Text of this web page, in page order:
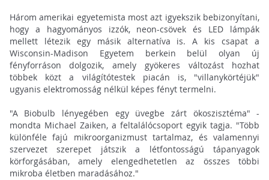
Három amerikai egyetemista most azt igyekszik bebizonyítani,
hogy a hagyományos izzók, neon-csövek és LED lámpák
mellett létezik egy másik alternatíva is. A kis csapat a
Wisconsin-Madison Egyetem berkein belül olyan új
fényforráson dolgozik, amely gyökeres változást hozhat
többek közt a világítótestek piacán is, "villanykörtéjük"
ugyanis elektromosság nélkül képes fényt termelni.
"A Biobulb lényegében egy üvegbe zárt ökoszisztéma" -
mondta Michael Zaiken, a feltalálócsoport egyik tagja. "Több
különféle fajú mikroorganizmust tartalmaz, és valamennyi
szervezet szerepet játszik a létfontosságú tápanyagok
körforgásában, amely elengedhetetlen az összes többi
mikroba életben maradásához."